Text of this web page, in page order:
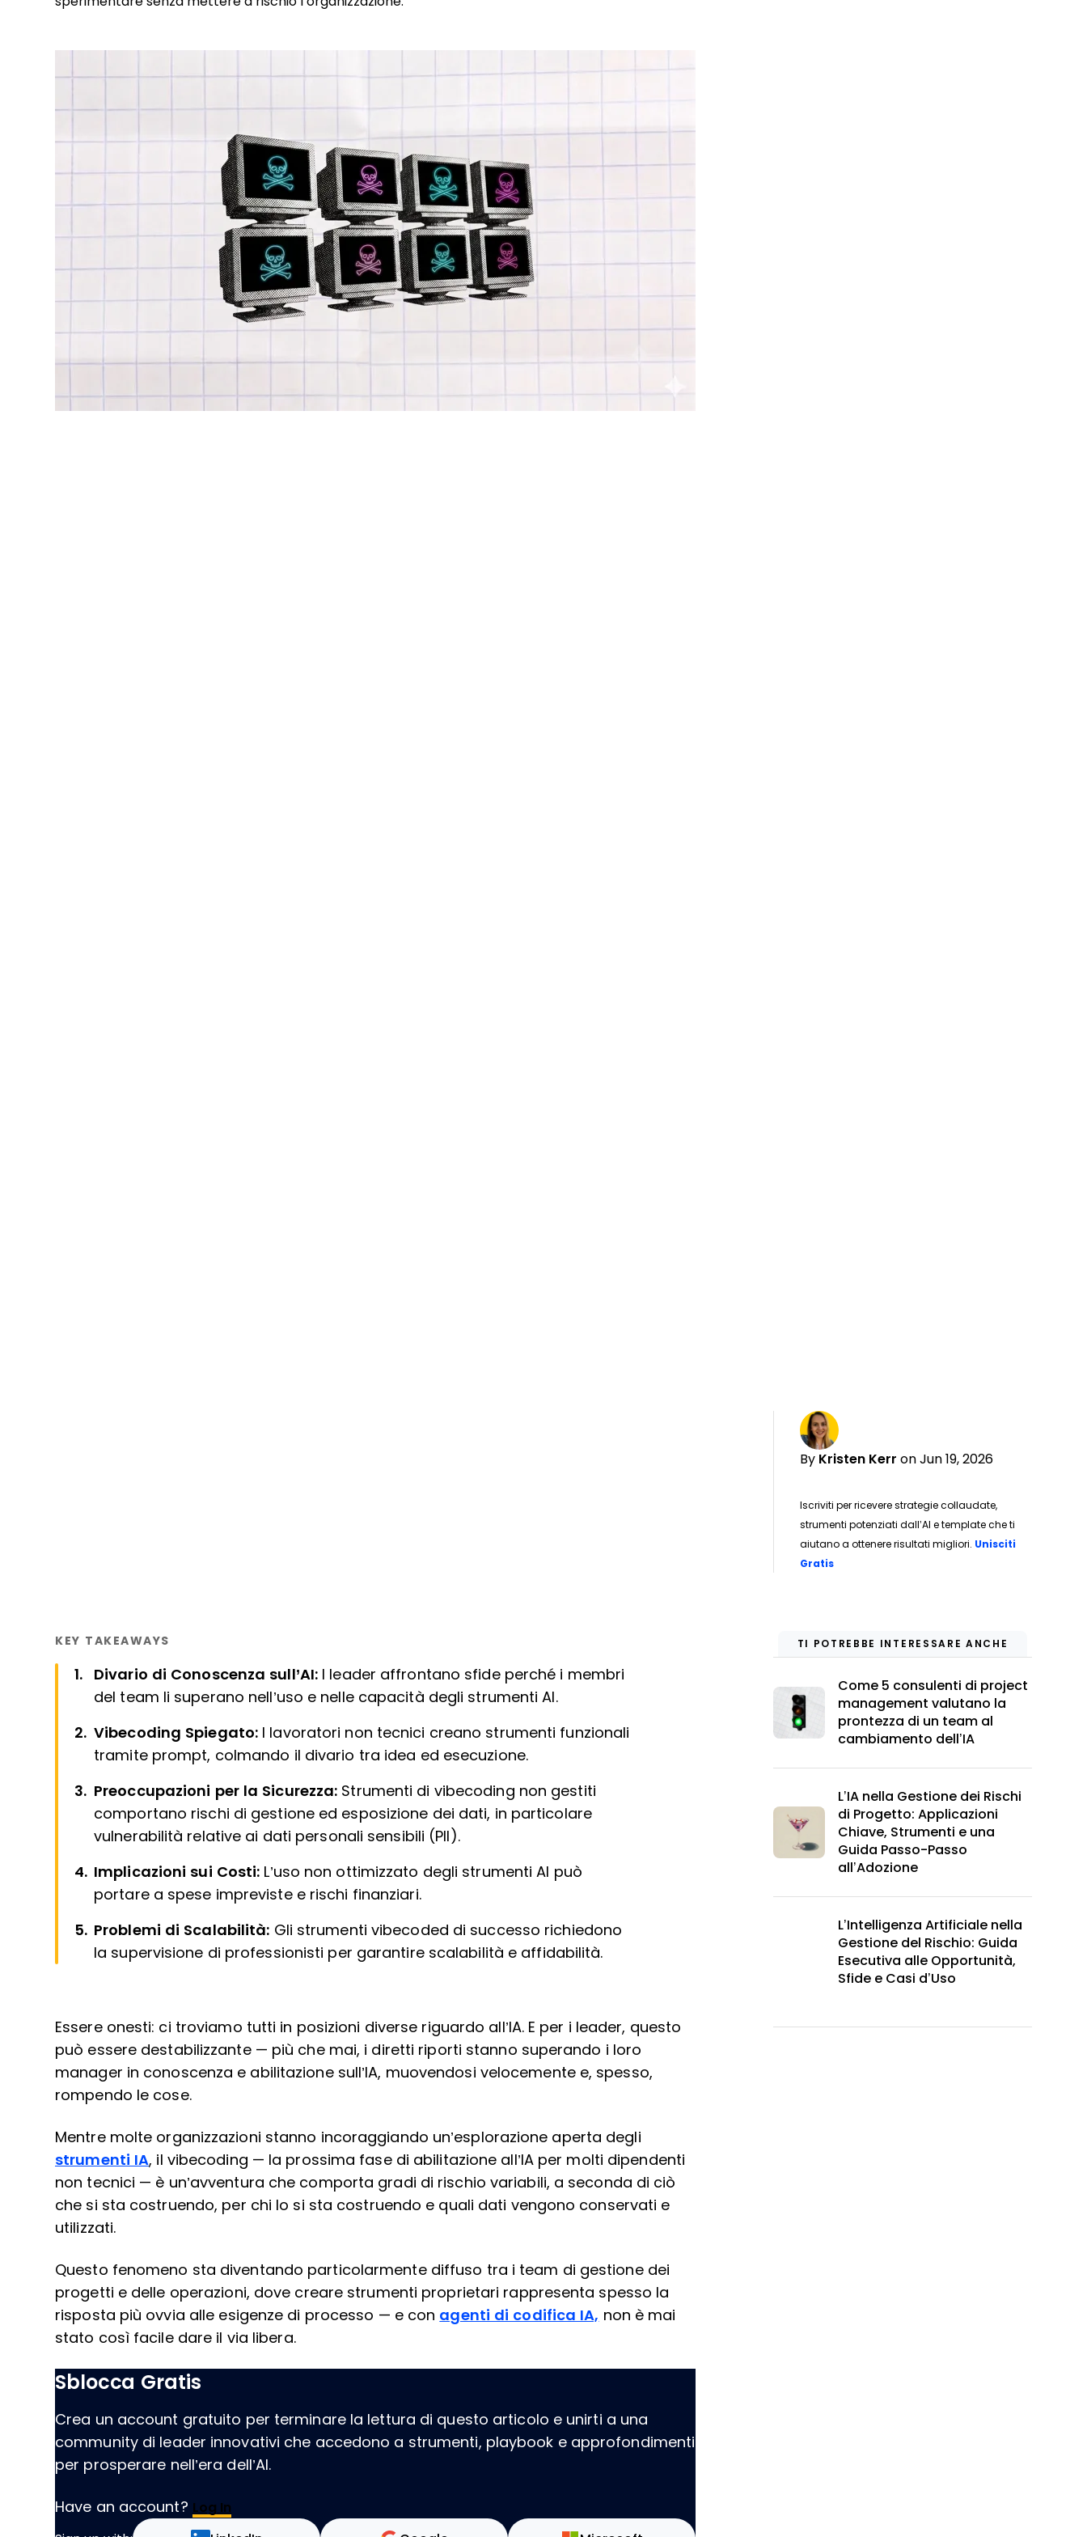
By Kristen Kerr on Jun 19, 2026
Iscriviti per ricevere strategie collaudate,
strumenti potenziati dall’AI e template che ti
aiutano a ottenere risultati migliori. Unisciti
GratisOpens new window
KEY TAKEAWAYS
Divario di Conoscenza sull’AI:
I leader affrontano sfide perché i membri
del team li superano nell’uso e nelle capacità degli strumenti AI.
Vibecoding Spiegato:
I lavoratori non tecnici creano strumenti funzionali
tramite prompt, colmando il divario tra idea ed esecuzione.
Preoccupazioni per la Sicurezza: Strumenti di vibecoding non gestiti
comportano rischi di gestione ed esposizione dei dati, in particolare
vulnerabilità relative ai dati personali sensibili (PII).
Implicazioni sui Costi: L’uso non ottimizzato degli strumenti AI può
portare a spese impreviste e rischi finanziari.
Problemi di Scalabilità: Gli strumenti vibecoded di successo richiedono
la supervisione di professionisti per garantire scalabilità e affidabilità.
Essere onesti: ci troviamo tutti in posizioni diverse riguardo all’IA. E per i leader, questo
può essere destabilizzante — più che mai, i diretti riporti stanno superando i loro
manager in conoscenza e abilitazione sull’IA, muovendosi velocemente e, spesso,
rompendo le cose.
Mentre molte organizzazioni stanno incoraggiando un’esplorazione aperta degli
strumenti IA, il vibecoding — la prossima fase di abilitazione all’IA per molti dipendenti
non tecnici — è un’avventura che comporta gradi di rischio variabili, a seconda di ciò
che si sta costruendo, per chi lo si sta costruendo e quali dati vengono conservati e
utilizzati.
Questo fenomeno sta diventando particolarmente diffuso tra i team di gestione dei
progetti e delle operazioni, dove creare strumenti proprietari rappresenta spesso la
risposta più ovvia alle esigenze di processo — e con agenti di codifica IA, non è mai
stato così facile dare il via libera.
Sblocca Gratis
Crea un account gratuito per terminare la lettura di questo articolo e unirti a una
community di leader innovativi che accedono a strumenti, playbook e approfondimenti
per prosperare nell’era dell’AI.
Have an account? Log In
TI POTREBBE INTERESSARE ANCHE
Come 5 consulenti di project
management valutano la
prontezza di un team al
cambiamento dell’IA
L’IA nella Gestione dei Rischi
di Progetto: Applicazioni
Chiave, Strumenti e una
Guida Passo-Passo
all’Adozione
L’Intelligenza Artificiale nella
Gestione del Rischio: Guida
Esecutiva alle Opportunità,
Sfide e Casi d’Uso